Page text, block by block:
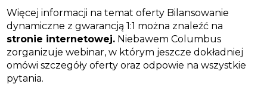
Więcej informacji na temat oferty Bilansowanie
dynamiczne z gwarancją 1:1 można znaleźć na
stronie internetowej. Niebawem Columbus
zorganizuje webinar, w którym jeszcze dokładniej
omówi szczegóły oferty oraz odpowie na wszystkie
pytania.